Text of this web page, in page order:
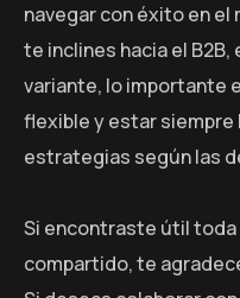
navegar con éxito en el
te inclines hacia el
variante, lo importante
flexible y estar
estrategias según las
Si encontraste útil toda
compartido, te